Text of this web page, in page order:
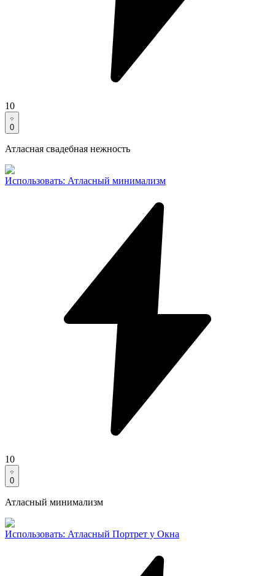
10
0
Атласная свадебная нежность
Использовать: Атласный минимализм
10
0
Атласный минимализм
Использовать: Атласный Портрет у Окна